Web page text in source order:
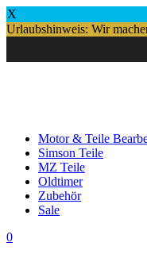
X
Urlaubshinweis: Wir
Motor & Teile
Simson Teile
MZ Teile
Oldtimer
Zubehör
Sale
0